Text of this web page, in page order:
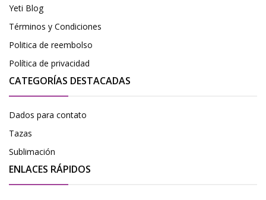
Yeti Blog
Términos y Condiciones
Politica de reembolso
Política de privacidad
CATEGORÍAS DESTACADAS
Dados para contato
Tazas
Sublimación
ENLACES RÁPIDOS